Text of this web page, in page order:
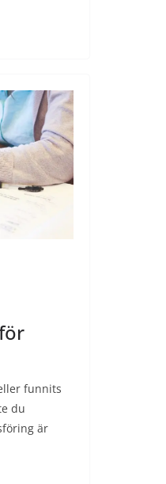
funnits
du
är